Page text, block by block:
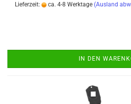
Lieferzeit:
ca. 4-8 Werktage (Ausland
IN DEN